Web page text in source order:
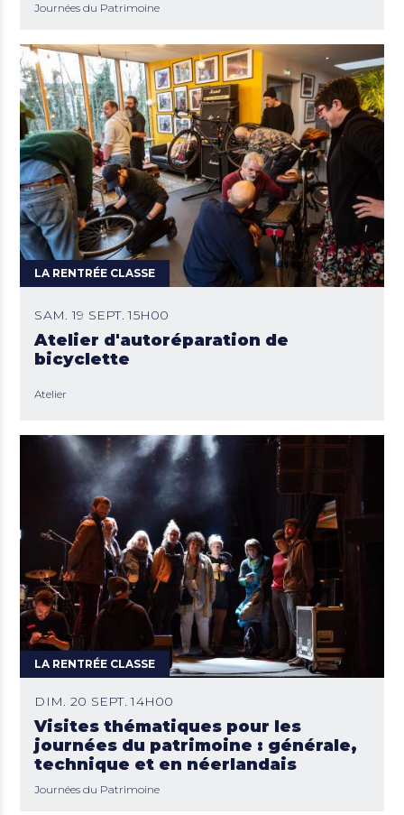
Journées du Patrimoine
LA RENTRÉE CLASSE
SAM. 19 SEPT. 15H00
Atelier d'autoréparation de
bicyclette
Atelier
LA RENTRÉE CLASSE
DIM. 20 SEPT. 14H00
Visites thématiques pour les
journées du patrimoine : générale,
technique et en néerlandais
Journées du Patrimoine